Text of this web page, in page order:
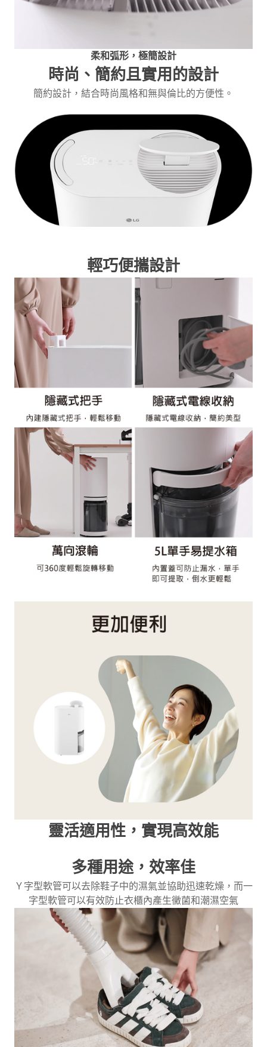
柔和弧形，極簡設計
時尚、簡約且實用的設計
簡約設計，結合時尚風格和無與倫比的方便性。
輕巧便攜設計
靈活適用性，實現高效能
多種用途，效率佳
Ｙ字型軟管可以去除鞋子中的濕氣並協助迅速乾燥，而一
字型軟管可以有效防止衣櫃內產生黴菌和潮濕空氣